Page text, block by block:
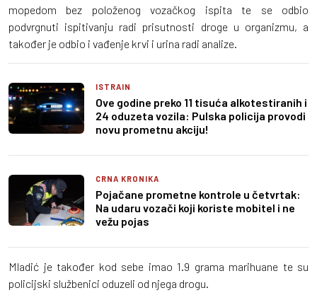
mopedom bez položenog vozačkog ispita te se odbio
podvrgnuti ispitivanju radi prisutnosti droge u organizmu, a
također je odbio i vađenje krvi i urina radi analize.
ISTRAIN
Ove godine preko 11 tisuća alkotestiranih i
24 oduzeta vozila: Pulska policija provodi
novu prometnu akciju!
CRNA KRONIKA
Pojačane prometne kontrole u četvrtak:
Na udaru vozači koji koriste mobitel i ne
vežu pojas
Mladić je također kod sebe imao 1.9 grama marihuane te su
policijski službenici oduzeli od njega drogu.